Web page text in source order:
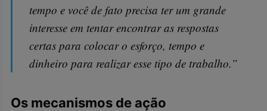
tempo e você de fato precisa ter um grande
interesse em tentar encontrar as respostas
certas para colocar o esforço, tempo e
dinheiro para realizar esse tipo de trabalho.”
Os mecanismos de ação